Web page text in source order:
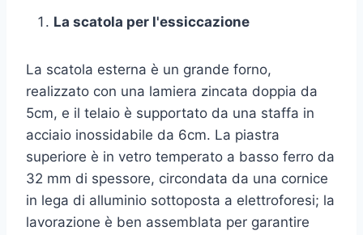
La scatola per l'essiccazione
La scatola esterna è un grande forno,
realizzato con una lamiera zincata doppia da
5cm, e il telaio è supportato da una staffa in
acciaio inossidabile da 6cm. La piastra
superiore è in vetro temperato a basso ferro da
32 mm di spessore, circondata da una cornice
in lega di alluminio sottoposta a elettroforesi; la
lavorazione è ben assemblata per garantire